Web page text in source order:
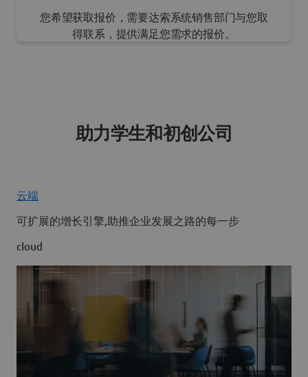
您希望获取报价，需要达索系统销售部门与您取
得联系，提供满足您需求的报价。
请求报价
助力学生和初创公司
云端
可扩展的增长引擎,助推企业发展之路的每一步
cloud